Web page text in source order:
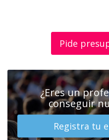
Pide
¿Eres un
conseguir
Registra tu